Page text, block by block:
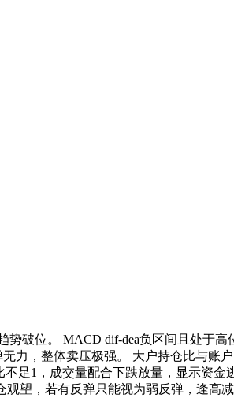
破位。 MACD dif-dea负区间且处于高
力，整体卖压极强。 大户持仓比与账
足1，成交量配合下跌放量，显示资金
观望，若有反弹只能视为弱反弹，逢高